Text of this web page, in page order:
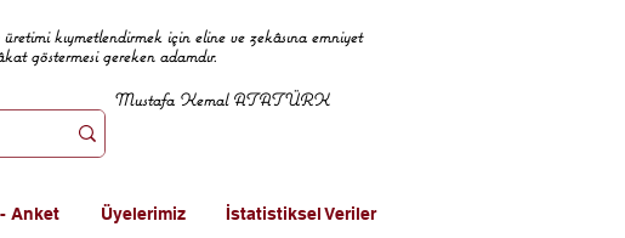
kıymetlendirmek için eline ve zekâsına emniyet
göstermesi gereken adamdır.
Mustafa Kemal ATATÜRK
Anket Üyelerimiz İstatistiksel Veriler